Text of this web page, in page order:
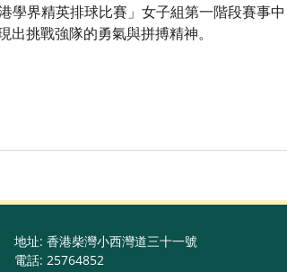
界精英排球比賽」女子組第一階段賽事
挑戰強隊的勇氣與拼搏精神。
地址: 香港柴灣小西灣道三十一號
電話: 25764852